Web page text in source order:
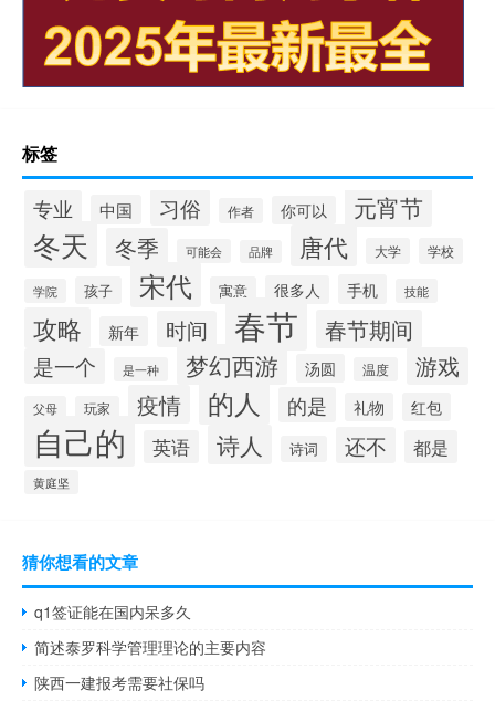
标签
专业 中国 习俗 作者 你可以 元宵节
冬天 冬季 可能会 品牌 唐代 大学 学校
学院 孩子 宋代 寓意 很多人 手机 技能
攻略 新年 时间 春节 春节期间
是一个 是一种 梦幻西游 汤圆 温度 游戏
父母 玩家 疫情 的人 的是 礼物 红包
自己的 英语 诗人 诗词 还不 都是
黄庭坚
猜你想看的文章
q1签证能在国内呆多久
简述泰罗科学管理理论的主要内容
陕西一建报考需要社保吗